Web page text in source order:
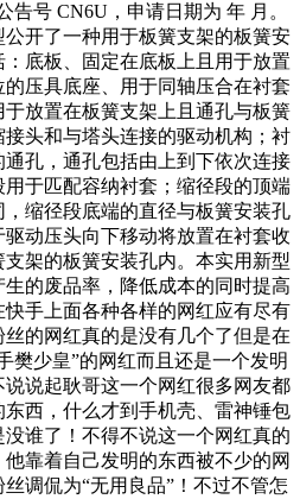
告号 CN6U，申请日期为 年 月。
开了一种用于板簧支架的板簧安
底板、固定在底板上且用于放置
压具底座、用于同轴压合在衬套
放置在板簧支架上且通孔与板簧
头和与塔头连接的驱动机构；衬
孔，通孔包括由上到下依次连接
于匹配容纳衬套；缩径段的顶端
缩径段底端的直径与板簧安装孔
动压头向下移动将放置在衬套收
架的板簧安装孔内。本实用新型
的废品率，降低成本的同时提高
手上面各种各样的网红应有尽有
的网红真的是没有几个了但是在
樊少皇”的网红而且还是一个发明
说起耿哥这一个网红很多网友都
西，什么才到手机壳、雷神锤包
谁了！不得不说这一个网红真的
靠着自己发明的东西被不少的网
调侃为“无用良品”！不过不管怎